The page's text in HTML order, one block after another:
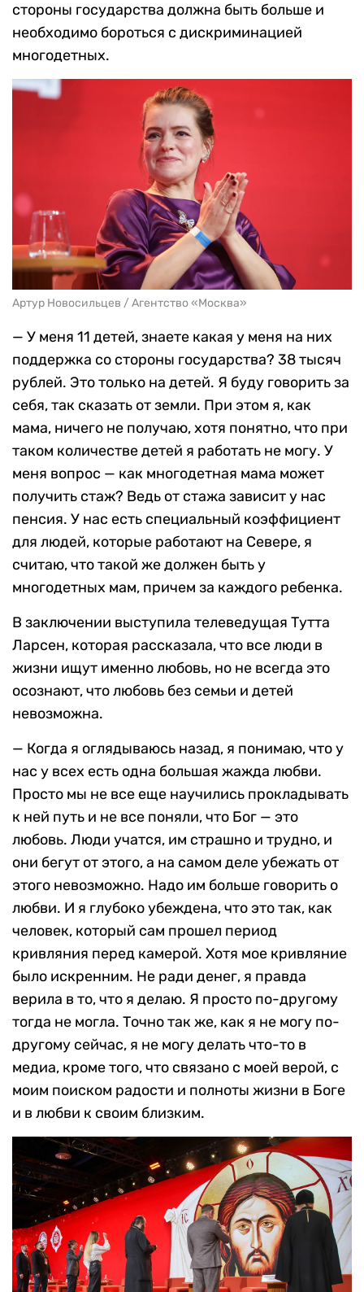
стороны государства должна быть больше и
необходимо бороться с дискриминацией
многодетных.
Артур Новосильцев / Агентство «Москва»
— У меня 11 детей, знаете какая у меня на них
поддержка со стороны государства? 38 тысяч
рублей. Это только на детей. Я буду говорить за
себя, так сказать от земли. При этом я, как
мама, ничего не получаю, хотя понятно, что при
таком количестве детей я работать не могу. У
меня вопрос — как многодетная мама может
получить стаж? Ведь от стажа зависит у нас
пенсия. У нас есть специальный коэффициент
для людей, которые работают на Севере, я
считаю, что такой же должен быть у
многодетных мам, причем за каждого ребенка.
В заключении выступила телеведущая Тутта
Ларсен, которая рассказала, что все люди в
жизни ищут именно любовь, но не всегда это
осознают, что любовь без семьи и детей
невозможна.
— Когда я оглядываюсь назад, я понимаю, что у
нас у всех есть одна большая жажда любви.
Просто мы не все еще научились прокладывать
к ней путь и не все поняли, что Бог — это
любовь. Люди учатся, им страшно и трудно, и
они бегут от этого, а на самом деле убежать от
этого невозможно. Надо им больше говорить о
любви. И я глубоко убеждена, что это так, как
человек, который сам прошел период
кривляния перед камерой. Хотя мое кривляние
было искренним. Не ради денег, я правда
верила в то, что я делаю. Я просто по-другому
тогда не могла. Точно так же, как я не могу по-
другому сейчас, я не могу делать что-то в
медиа, кроме того, что связано с моей верой, с
моим поиском радости и полноты жизни в Боге
и в любви к своим близким.